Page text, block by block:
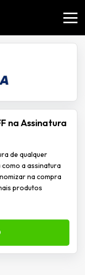
na Assinatura
de qualquer
a assinatura
na compra
produtos